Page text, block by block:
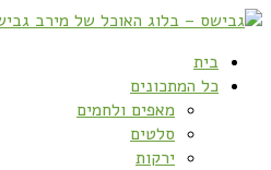
בית
כל המתכונים
מאפים ולחמים
סלטים
ירקות